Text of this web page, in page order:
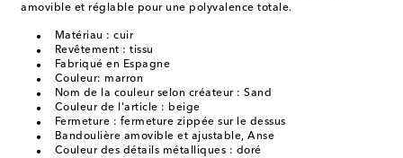
amovible et réglable pour une polyvalence totale.
Matériau : cuir
Revêtement : tissu
Fabriqué en Espagne
Couleur: marron
Nom de la couleur selon créateur : Sand
Couleur de l'article : beige
Fermeture : fermeture zippée sur le dessus
Bandoulière amovible et ajustable, Anse
Couleur des détails métalliques : doré